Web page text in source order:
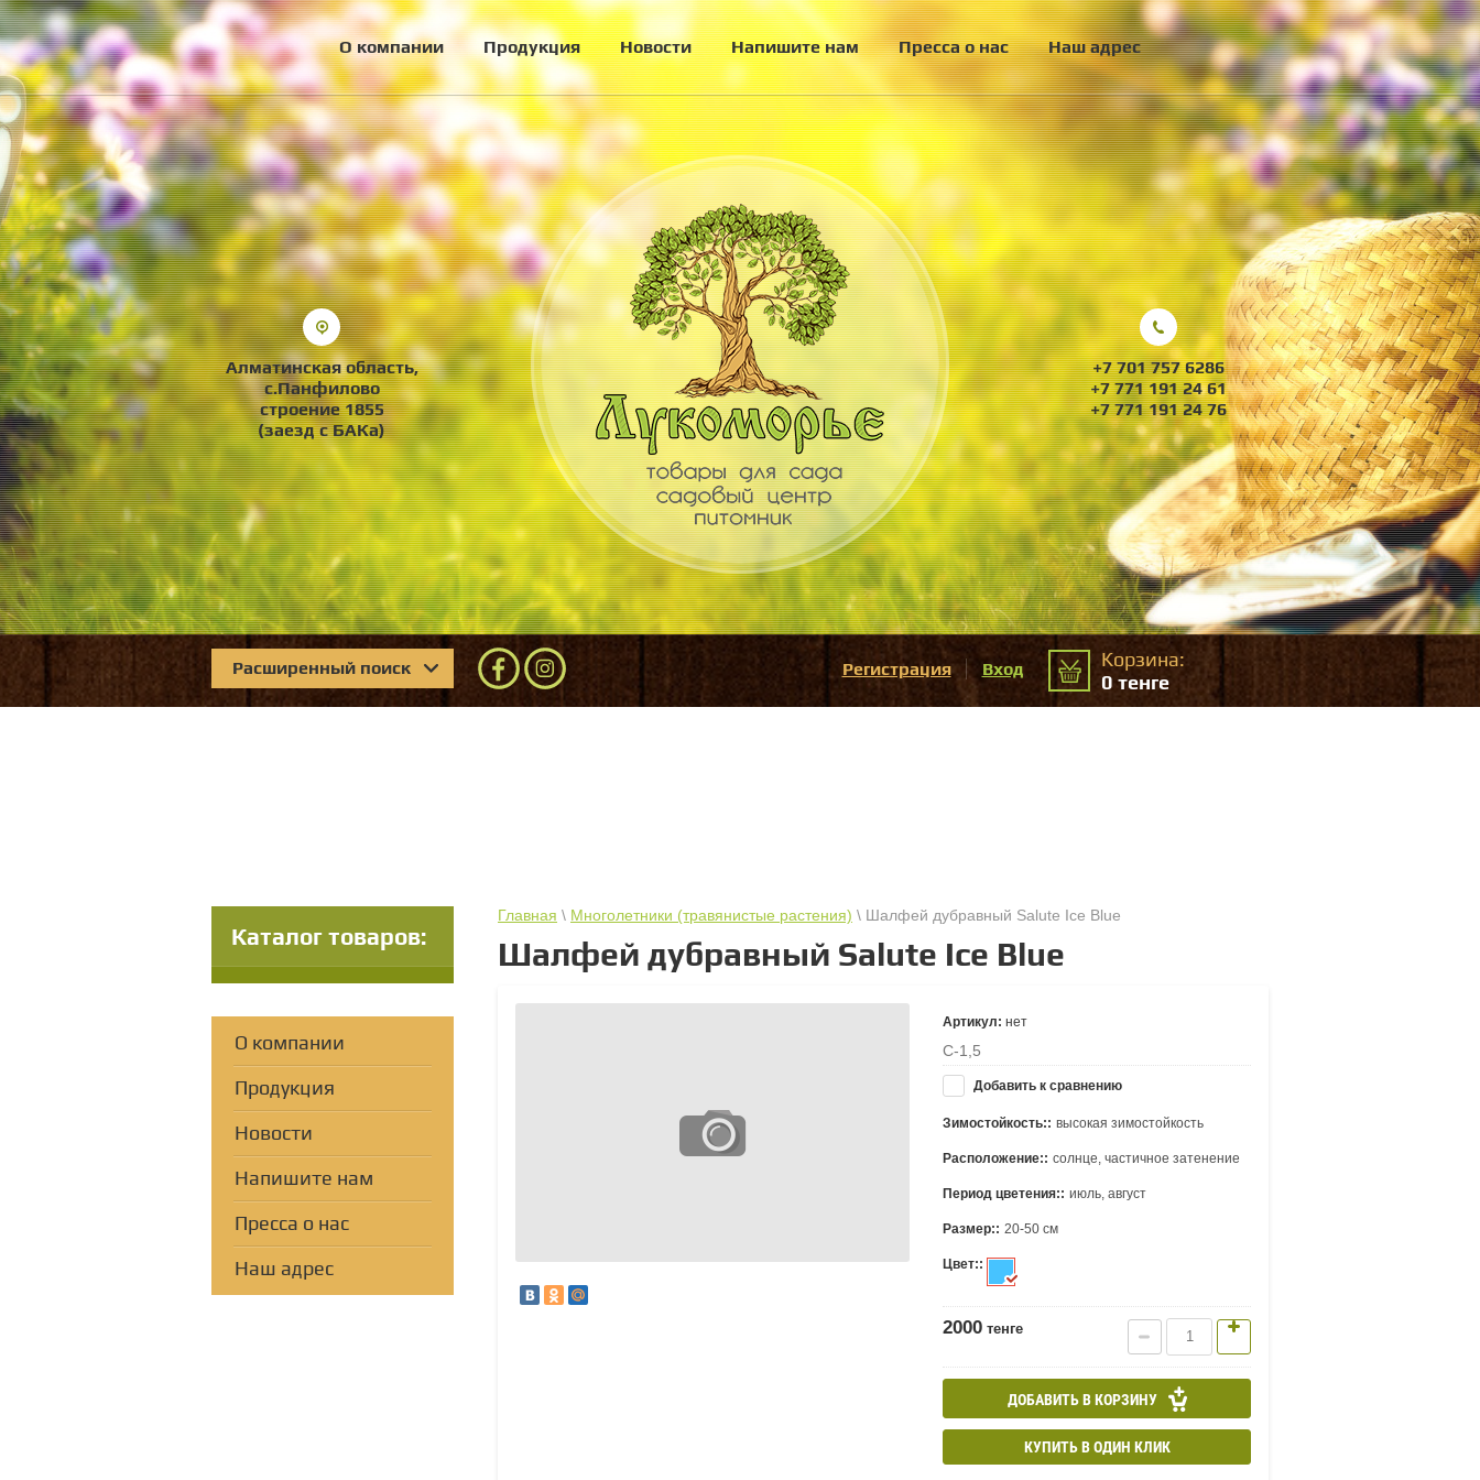
О компании Продукция Новости Напишите нам Пресса о нас Наш адрес
Алматинская область,
с.Панфилово
строение 1855
(заезд с БАКа)
+7 701 757 6286
+7 771 191 24 61
+7 771 191 24 76
Расширенный поиск Регистрация Вход
Корзина:
0 тенге
Каталог товаров:
О компании
Продукция
Новости
Напишите нам
Пресса о нас
Наш адрес
Главная \ Многолетники (травянистые растения) \ Шалфей дубравный Salute Ice Blue
Шалфей дубравный Salute Ice Blue
Артикул: нет
С-1,5
Добавить к сравнению
Зимостойкость:: высокая зимостойкость
Расположение:: солнце, частичное затенение
Период цветения:: июль, август
Размер:: 20-50 см
Цвет::
2000 тенге
ДОБАВИТЬ В КОРЗИНУ
КУПИТЬ В ОДИН КЛИК